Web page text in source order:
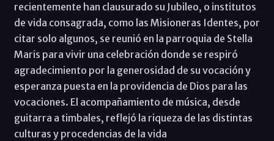
recientemente han clausurado su Jubileo, o institutos
de vida consagrada, como las Misioneras Identes, por
citar solo algunos, se reunió en la parroquia de Stella
Maris para vivir una celebración donde se respiró
agradecimiento por la generosidad de su vocación y
esperanza puesta en la providencia de Dios para las
vocaciones. El acompañamiento de música, desde
guitarra a timbales, reflejó la riqueza de las distintas
culturas y procedencias de la vida